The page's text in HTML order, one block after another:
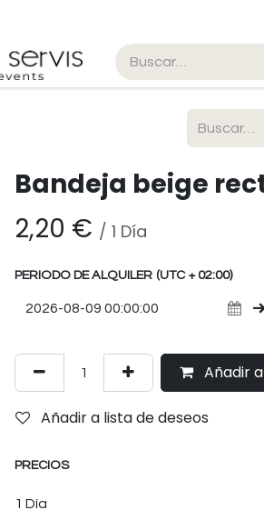
Bandeja beige
2,20 € / 1 Día
PERIODO DE ALQUILER (UTC + 02:00)
Añadir
Añadir a lista de deseos
PRECIOS
1 Día